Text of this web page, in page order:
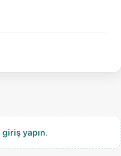
giriş yapın.